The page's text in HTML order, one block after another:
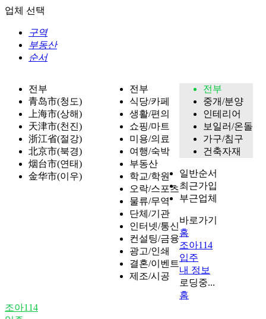
업체 선택
구역
부동산
순서
전부
青岛市(청도)
上海市(상해)
天津市(천진)
浙江省(절강)
北京市(북경)
烟台市(연태)
金华市(이우)
전부
식당/카페
생활/편의
쇼핑/마트
미용/의료
여행/숙박
부동산
학교/학원
오락/스포츠
물류/무역
단체/기관
인터넷/통신
컨설팅/금융
광고/인쇄
결혼/이벤트
제조/시공
전부
중개/분양
인테리어
보일러/온돌
가구/침구
건축자재
일반순서
최근가입
부근업체
바로가기
홈
조아114
입주
내 정보
로딩중...
홈
조아114